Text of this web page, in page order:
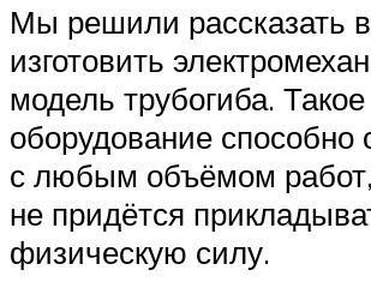
Мы решили рассказать
изготовить
модель трубогиба. Такое
оборудование способно
с любым объёмом
не придётся
физическую силу.